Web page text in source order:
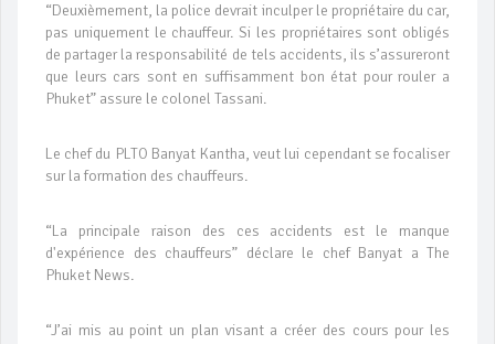
“Deuxièmement, la police devrait inculper le propriétaire du car,
pas uniquement le chauffeur. Si les propriétaires sont obligés
de partager la responsabilité de tels accidents, ils s’assureront
que leurs cars sont en suffisamment bon état pour rouler a
Phuket” assure le colonel Tassani.
Le chef du PLTO Banyat Kantha, veut lui cependant se focaliser
sur la formation des chauffeurs.
“La principale raison des ces accidents est le manque
d'expérience des chauffeurs” déclare le chef Banyat a The
Phuket News.
“J’ai mis au point un plan visant a créer des cours pour les